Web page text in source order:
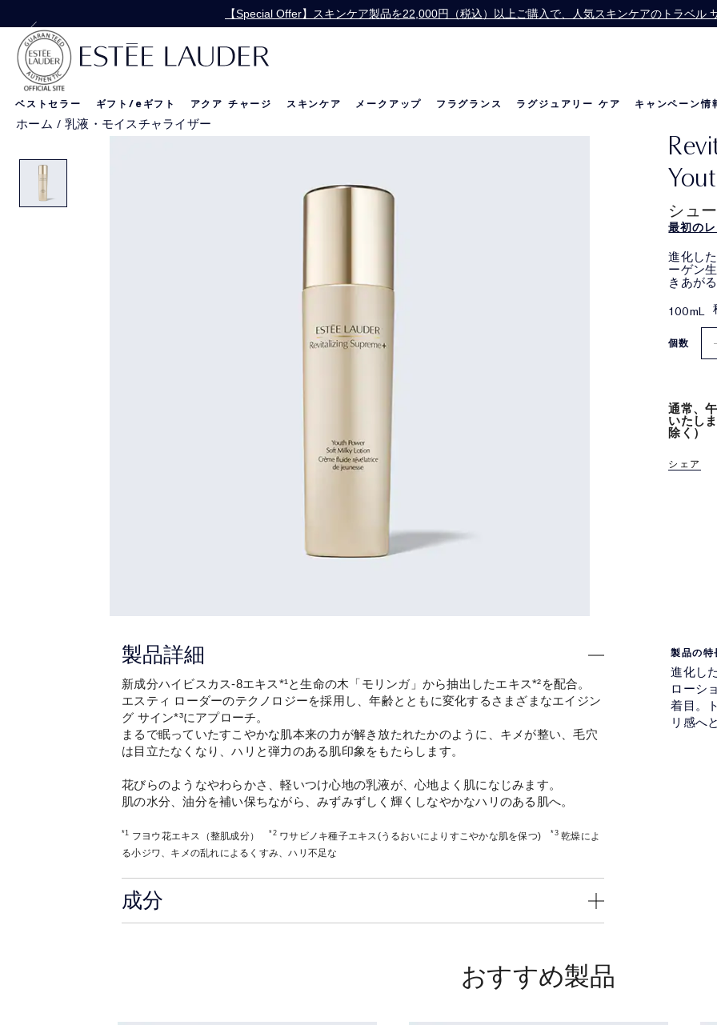
価格改定のお知らせ
【Special Offer】公式オンライン ショップで13,200円（税込）以上ご購入の方に、バ
【Special Offer】スキンケア製品を22,000円（税込）以上ご購入で、人気スキンケアのトラベル
お会計にPayPayをご利用いただけるようになりました。
ベストセラー ギフト/eギフト アクア チャージ スキンケア メークアップ フラグランス ラグジュアリー ケア キャンペーン情
ホーム / 乳液・モイスチャライザー
シュ
最初の
進化し
ーゲン
きあが
100mL
個数
通常、
いたし
除く）
シェア
製品詳細
新成分ハイビスカス-8エキス*¹と生命の木「モリンガ」から抽出したエキス*²を配合。
エスティ ローダーのテクノロジーを採用し、年齢とともに変化するさまざまなエイジン
グ サイン*³にアプローチ。
まるで眠っていたすこやかな肌本来の力が解き放たれたかのように、キメが整い、毛穴
は目立たなくなり、ハリと弾力のある肌印象をもたらします。
花びらのようなやわらかさ、軽いつけ心地の乳液が、心地よく肌になじみます。
肌の水分、油分を補い保ちながら、みずみずしく輝くしなやかなハリのある肌へ。
*1 フヨウ花エキス（整肌成分）*2ワサビノキ種子エキス(うるおいによりすこやかな肌を保つ)*3乾燥によ
る小ジワ、キメの乱れによるくすみ、ハリ不足な
製品の特
進化し
ローシ
着目。
リ感へ
成分
おすすめ製品